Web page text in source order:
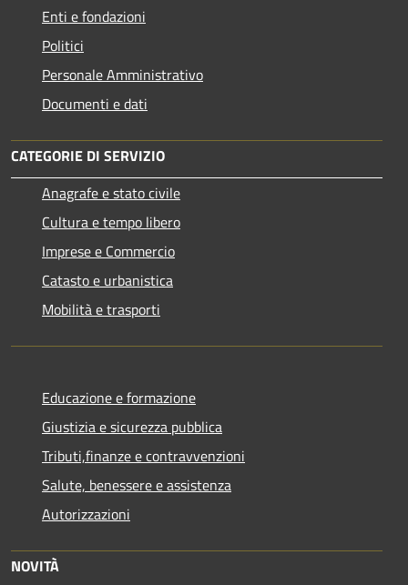
Enti e fondazioni
Politici
Personale Amministrativo
Documenti e dati
CATEGORIE DI SERVIZIO
Anagrafe e stato civile
Cultura e tempo libero
Imprese e Commercio
Catasto e urbanistica
Mobilità e trasporti
Educazione e formazione
Giustizia e sicurezza pubblica
Tributi,finanze e contravvenzioni
Salute, benessere e assistenza
Autorizzazioni
NOVITÀ